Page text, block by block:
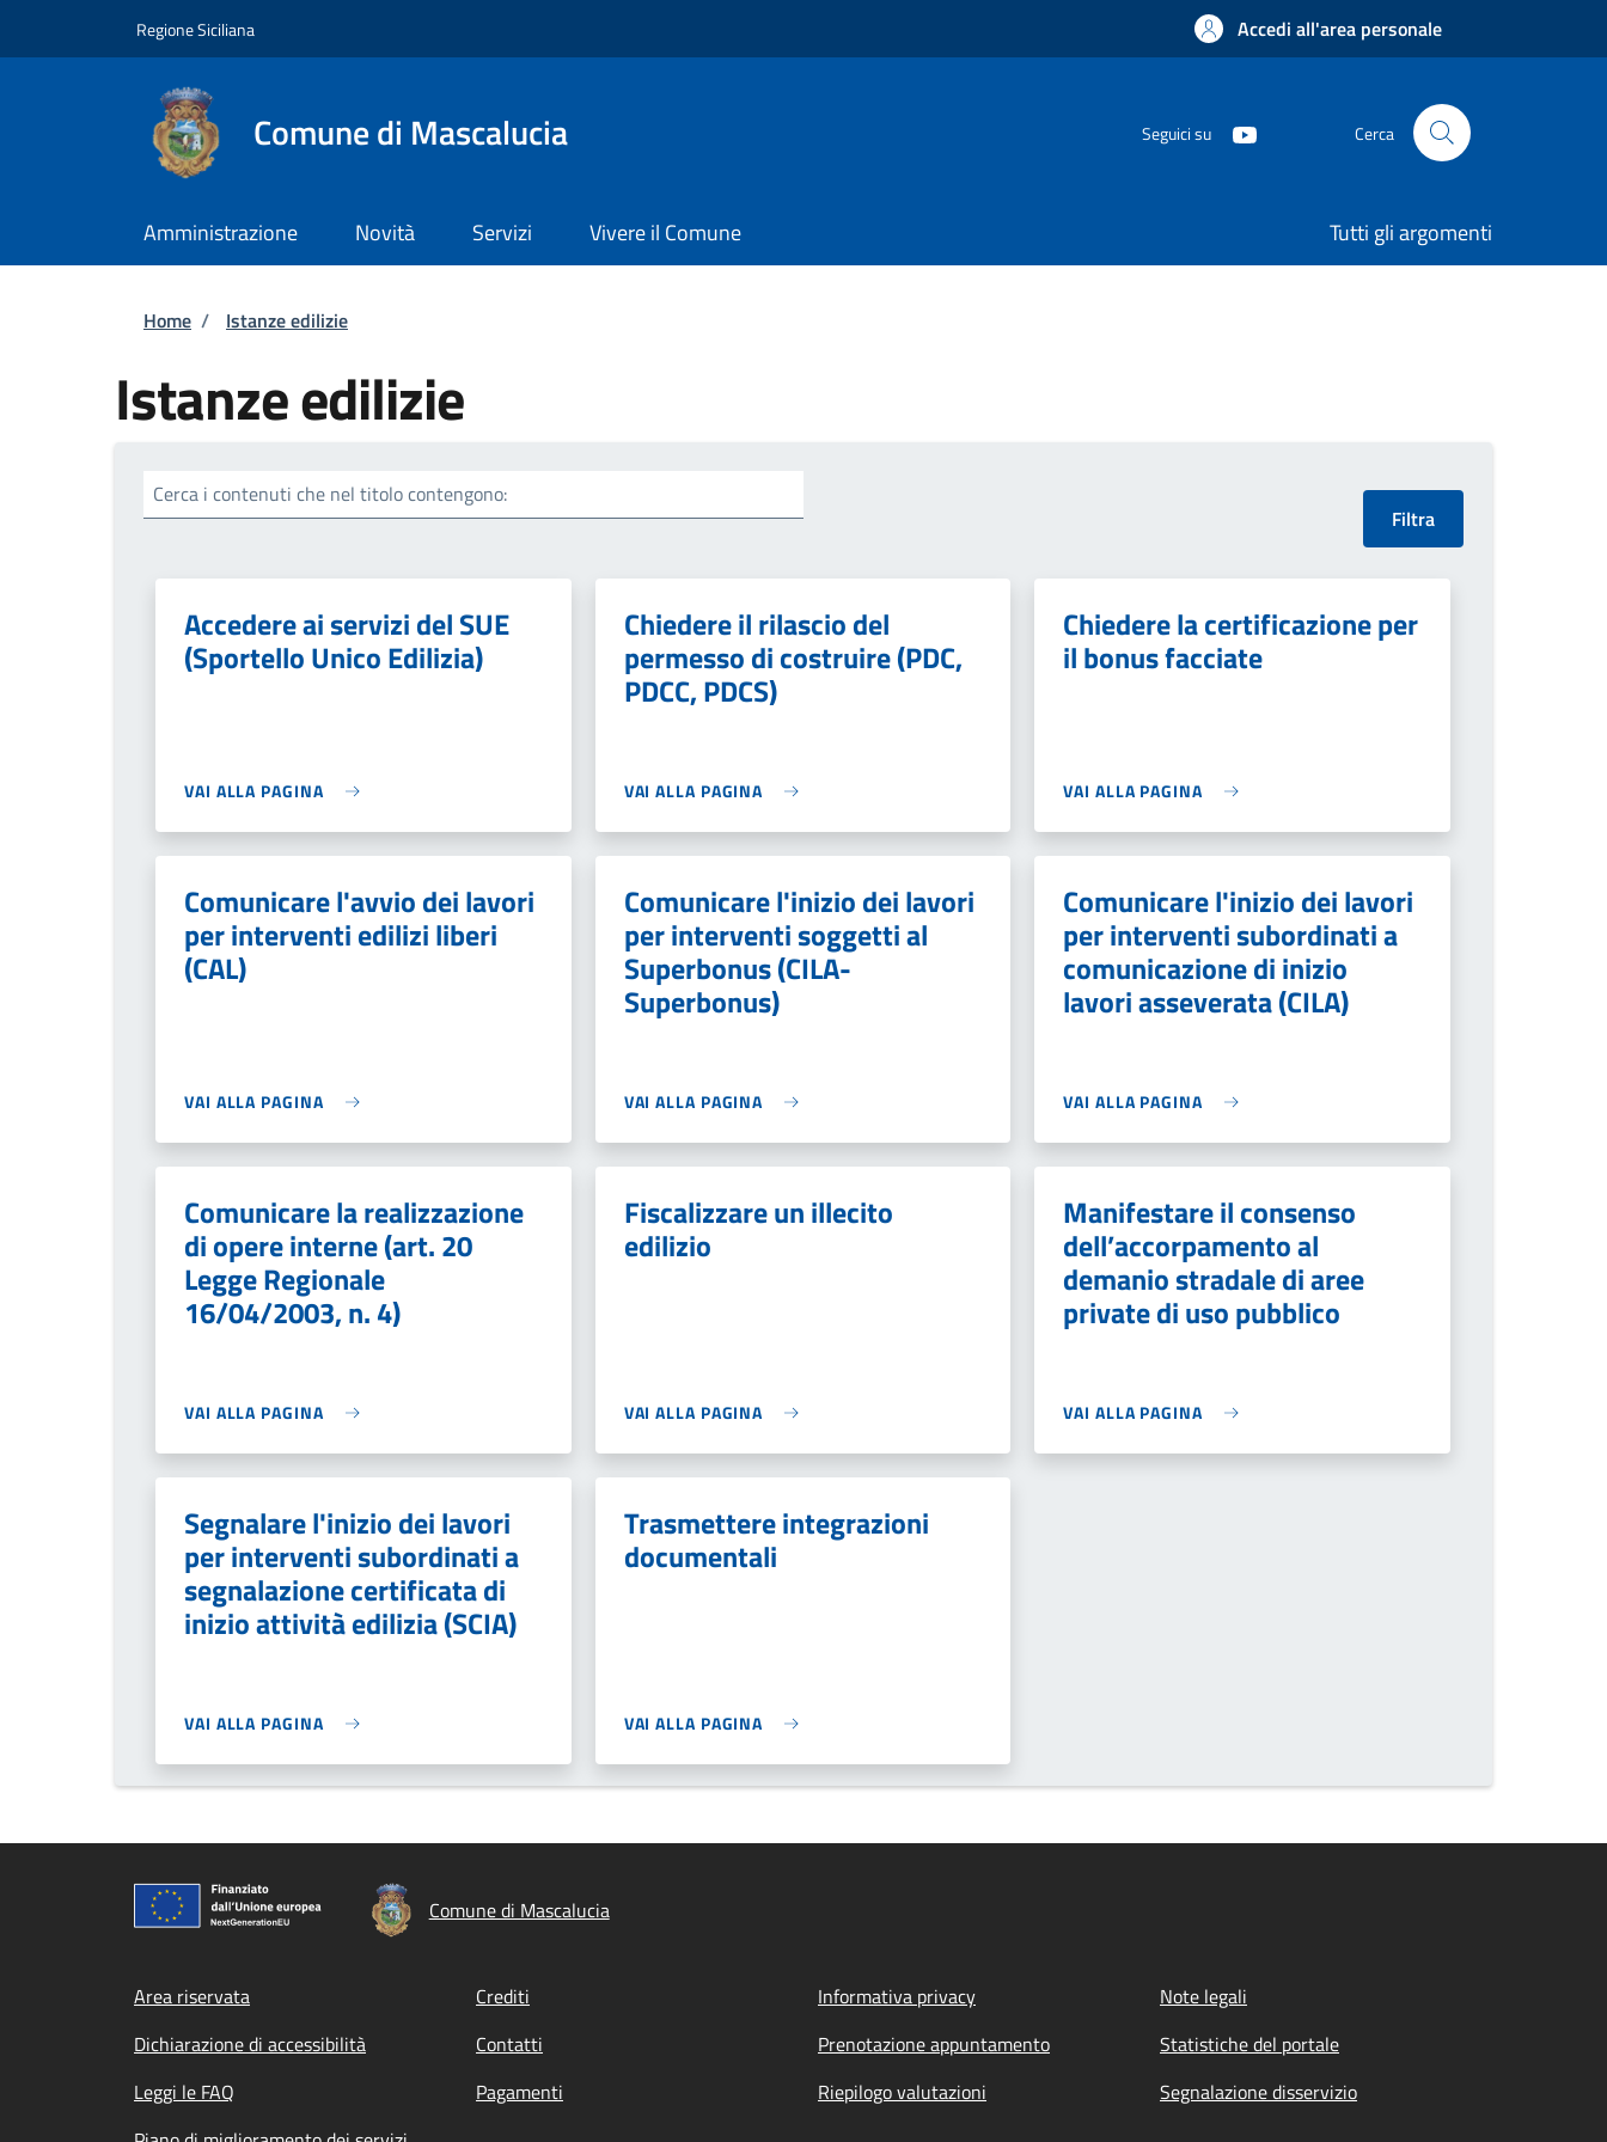
Regione Siciliana Accedi all'area personale
Comune di Mascalucia Seguici su Cerca
Amministrazione Novità Servizi Vivere il Comune Tutti gli argomenti
Briciole di pane
Home / Istanze edilizie
Istanze edilizie
Cerca i contenuti che nel titolo contengono:
Accedere ai servizi del SUE
(Sportello Unico Edilizia)
VAI ALLA PAGINA
Chiedere il rilascio del
permesso di costruire (PDC,
PDCC, PDCS)
VAI ALLA PAGINA
Chiedere la certificazione per
il bonus facciate
VAI ALLA PAGINA
Comunicare l'avvio dei lavori
per interventi edilizi liberi
(CAL)
VAI ALLA PAGINA
Comunicare l'inizio dei lavori
per interventi soggetti al
Superbonus (CILA-
Superbonus)
VAI ALLA PAGINA
Comunicare l'inizio dei lavori
per interventi subordinati a
comunicazione di inizio
lavori asseverata (CILA)
VAI ALLA PAGINA
Comunicare la realizzazione
di opere interne (art. 20
Legge Regionale
16/04/2003, n. 4)
VAI ALLA PAGINA
Fiscalizzare un illecito
edilizio
VAI ALLA PAGINA
Manifestare il consenso
dell’accorpamento al
demanio stradale di aree
private di uso pubblico
VAI ALLA PAGINA
Segnalare l'inizio dei lavori
per interventi subordinati a
segnalazione certificata di
inizio attività edilizia (SCIA)
VAI ALLA PAGINA
Trasmettere integrazioni
documentali
VAI ALLA PAGINA
Comune di Mascalucia
Footer menu
Area riservata Crediti Informativa privacy
Note legali
Dichiarazione di accessibilità
Contatti Prenotazione appuntamento
Statistiche del portale
Leggi le FAQ
Pagamenti Riepilogo valutazioni
Segnalazione disservizio